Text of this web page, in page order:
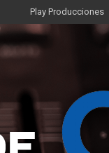
Play Producciones